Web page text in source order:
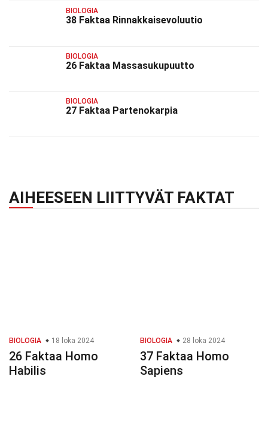
BIOLOGIA
38 Faktaa Rinnakkaisevoluutio
BIOLOGIA
26 Faktaa Massasukupuutto
BIOLOGIA
27 Faktaa Partenokarpia
AIHEESEEN LIITTYVÄT FAKTAT
BIOLOGIA 18 loka 2024
26 Faktaa Homo
Habilis
BIOLOGIA 28 loka 2024
37 Faktaa Homo
Sapiens